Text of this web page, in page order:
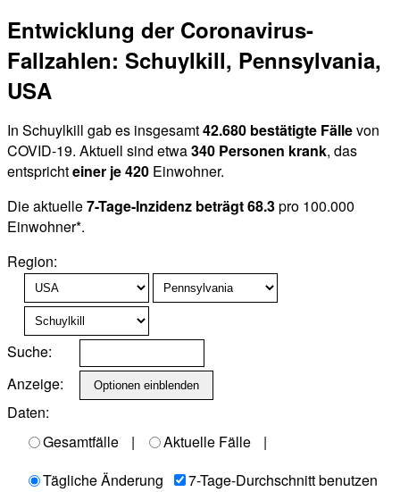
Entwicklung der Coronavirus-
Fallzahlen: Schuylkill, Pennsylvania,
USA
In Schuylkill gab es insgesamt42.680 bestätigte Fällevon
COVID-19. Aktuell sind etwa340 Personen krank, das
entsprichteiner je 420 Einwohner.
Die aktuelle7-Tage-Inzidenz beträgt 68.3pro 100.000
Einwohner*.
Region:
Suche:
Anzeige:
Daten:
Gesamtfälle
| Aktuelle Fälle
|
Tägliche Änderung
7-Tage-Durchschnitt benutzen